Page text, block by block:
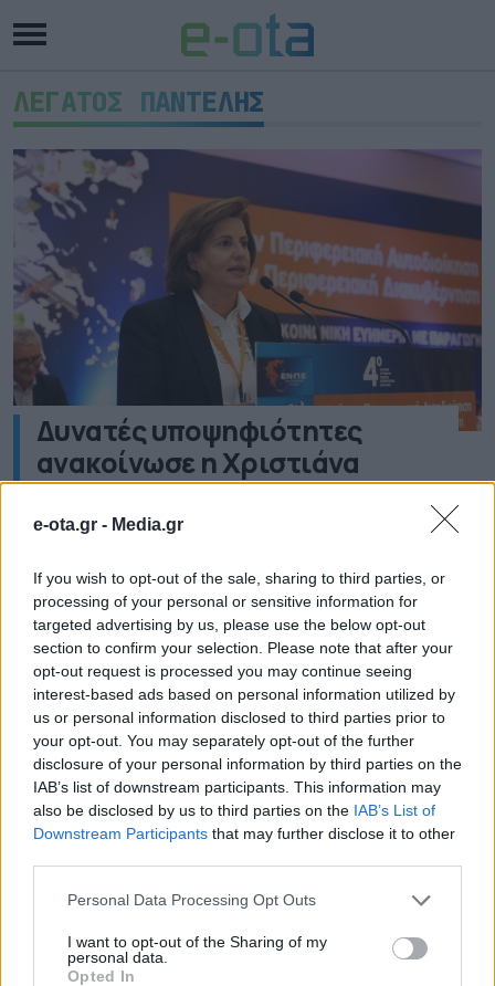
e-ota.gr - Media.gr
If you wish to opt-out of the sale, sharing to third parties, or
processing of your personal or sensitive information for
targeted advertising by us, please use the below opt-out
section to confirm your selection. Please note that after your
opt-out request is processed you may continue seeing
interest-based ads based on personal information utilized by
us or personal information disclosed to third parties prior to
your opt-out. You may separately opt-out of the further
disclosure of your personal information by third parties on the
IAB’s list of downstream participants. This information may
also be disclosed by us to third parties on the IAB’s List of
Downstream Participants that may further disclose it to other
Personal Data Processing Opt Outs
I want to opt-out of the Sharing of my
personal data.
Opted In
ΛΕΓΑΤΟΣ ΠΑΝΤΕΛΗΣ
Δυνατές υποψηφιότητες
ανακοίνωσε η Χριστιάνα
Καλογήρου- Οι πρόεδροι των
Επιμελητηρίων Χίου και Σάμου
Μεταξύ των νέων υποψηφίων που ανακοίνωσε η
περιφερειάρχης Βορείου Αιγαίου Χριστιάνα
Καλογήρου εν όψει των επικείμενων
αυτοδιοικητικών εκλογών, βρίσκονται τα ονόματα
των δύο προέδρων των Επιμελητηρίων Χίου και
Σάμου, οι οποίοι θα είναι υποψήφιοι με τον
συνδυασμό «Εμείς για το Αιγαίο». Πρόκειται για
τους: Λεγάτο Παντελή. Γεννήθηκε το 1973 στη Χίο και
είναι επιχειρηματίας. Έχει […]
12.03.2019 - 15.40